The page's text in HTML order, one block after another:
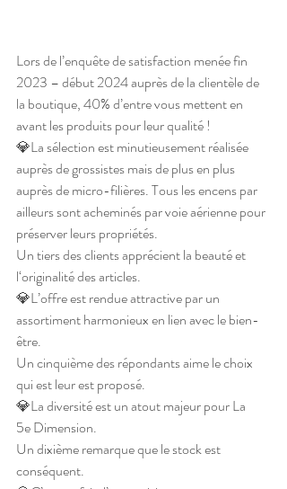
Lors de l’enquête de satisfaction menée fin
2023 – début 2024 auprès de la clientèle de
la boutique, 40% d’entre vous mettent en
avant les produits pour leur qualité !
💎La sélection est minutieusement réalisée
auprès de grossistes mais de plus en plus
auprès de micro-filières. Tous les encens par
ailleurs sont acheminés par voie aérienne pour
préserver leurs propriétés.
Un tiers des clients apprécient la beauté et
l‘originalité des articles.
💎L’offre est rendue attractive par un
assortiment harmonieux en lien avec le bien-
être.
Un cinquième des répondants aime le choix
qui est leur est proposé.
💎La diversité est un atout majeur pour La
5e Dimension.
Un dixième remarque que le stock est
conséquent.